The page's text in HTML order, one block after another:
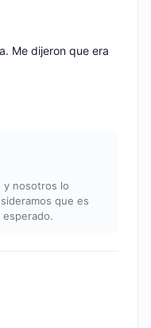
Me dijeron que era
y nosotros lo
que es